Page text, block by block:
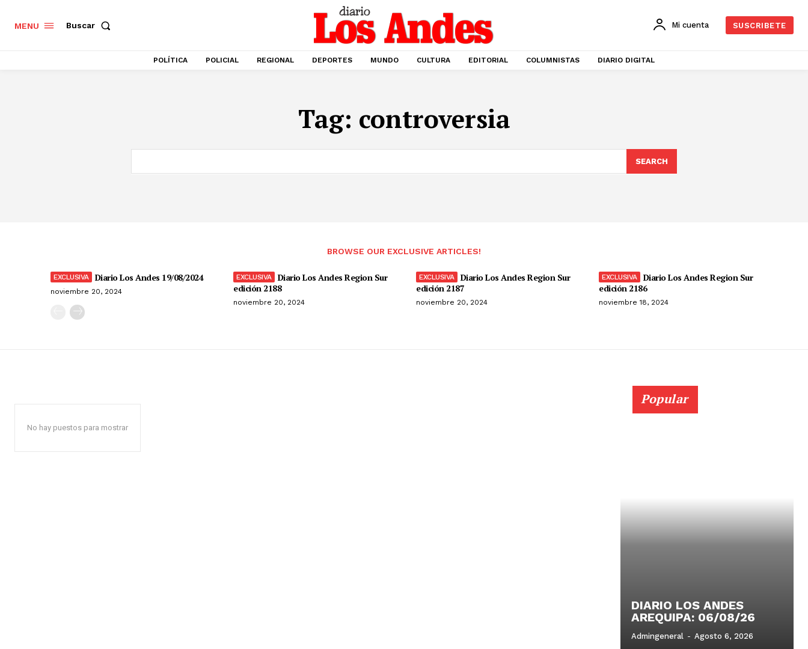
MENU Buscar Mi cuenta SUSCRIBETE
POLÍTICA POLICIAL REGIONAL DEPORTES MUNDO CULTURA EDITORIAL COLUMNISTAS DIARIO DIGITAL
Tag: controversia
SEARCH
BROWSE OUR EXCLUSIVE ARTICLES!
Diario Los Andes 19/08/2024
noviembre 20, 2024
Diario Los Andes Region Sur
edición 2188
noviembre 20, 2024
Diario Los Andes Region Sur
edición 2187
noviembre 20, 2024
Diario Los Andes Region Sur
edición 2186
noviembre 18, 2024
No hay puestos para mostrar
Popular
DIARIO LOS ANDES
AREQUIPA: 06/08/26
Admingeneral - Agosto 6, 2026